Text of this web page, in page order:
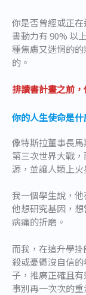
你是否曾經或正
書動力有 90% 以
種焦慮又迷惘的
的。
排讀書計畫之前
你的人生使命是什
像特斯拉董事長
第三次世界大戰
源，並讓人類上
我一個學生說，
他想研究基因，
病痛的折磨。
而我，在這升學
殺或憂鬱沒自信
子，推廣正確且
事別再一次次的重